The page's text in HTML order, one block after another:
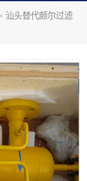
汕头替代颇尔过滤
除水过滤器
分离器
过滤器
雾器滤芯